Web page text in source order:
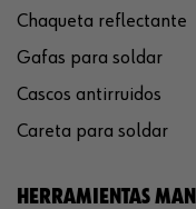
Chaqueta reflectante
Gafas para soldar
Cascos antirruidos
Careta para soldar
HERRAMIENTAS